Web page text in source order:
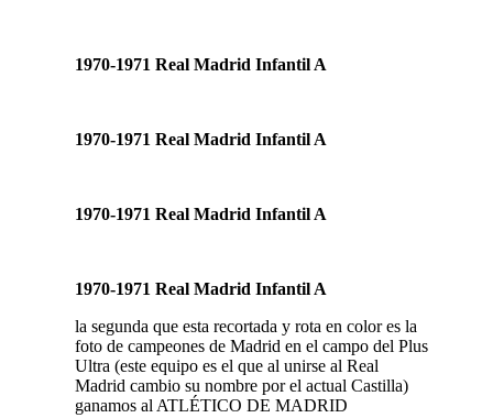
1970-1971 Real Madrid Infantil A
1970-1971 Real Madrid Infantil A
1970-1971 Real Madrid Infantil A
1970-1971 Real Madrid Infantil A
la segunda que esta recortada y rota en color es la
foto de campeones de Madrid en el campo del Plus
Ultra (este equipo es el que al unirse al Real
Madrid cambio su nombre por el actual Castilla)
ganamos al ATLÉTICO DE MADRID